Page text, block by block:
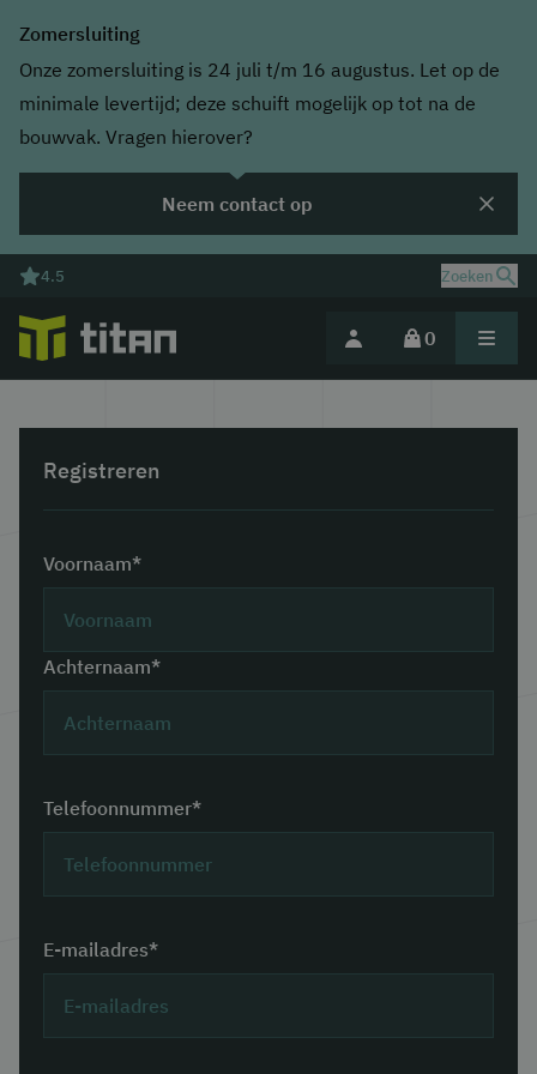
Zomersluiting
Onze zomersluiting is 24 juli t/m 16 augustus. Let op de
minimale levertijd; deze schuift mogelijk op tot na de
bouwvak. Vragen hierover?
Neem contact op
4.5 Zoeken
0
Registreren
Voornaam*
Achternaam*
Telefoonnummer*
E-mailadres*